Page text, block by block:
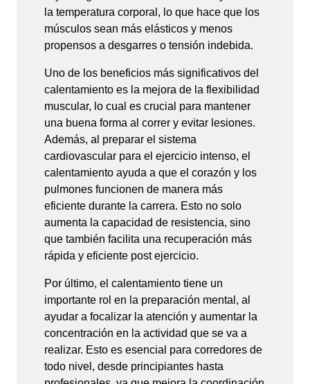
la temperatura corporal, lo que hace que los
músculos sean más elásticos y menos
propensos a desgarres o tensión indebida.
Uno de los beneficios más significativos del
calentamiento es la mejora de la flexibilidad
muscular, lo cual es crucial para mantener
una buena forma al correr y evitar lesiones.
Además, al preparar el sistema
cardiovascular para el ejercicio intenso, el
calentamiento ayuda a que el corazón y los
pulmones funcionen de manera más
eficiente durante la carrera. Esto no solo
aumenta la capacidad de resistencia, sino
que también facilita una recuperación más
rápida y eficiente post ejercicio.
Por último, el calentamiento tiene un
importante rol en la preparación mental, al
ayudar a focalizar la atención y aumentar la
concentración en la actividad que se va a
realizar. Esto es esencial para corredores de
todo nivel, desde principiantes hasta